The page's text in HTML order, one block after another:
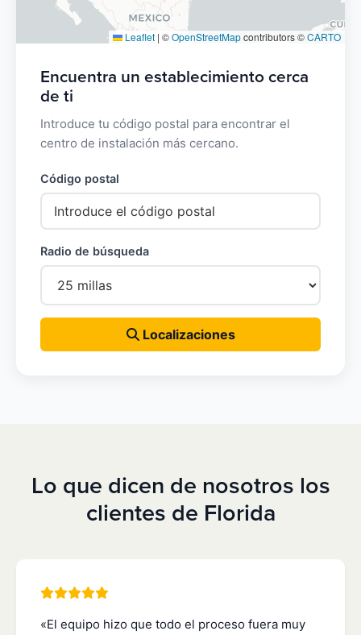
Leaflet | ©OpenStreetMapcontributors ©CARTO
Encuentra un establecimiento cerca
de ti
Introduce tu código postal para encontrar el
centro de instalación más cercano.
Código postal
Radio de búsqueda
Localizaciones
Lo que dicen de nosotros los
clientes de Florida
«El equipo hizo que todo el proceso fuera muy